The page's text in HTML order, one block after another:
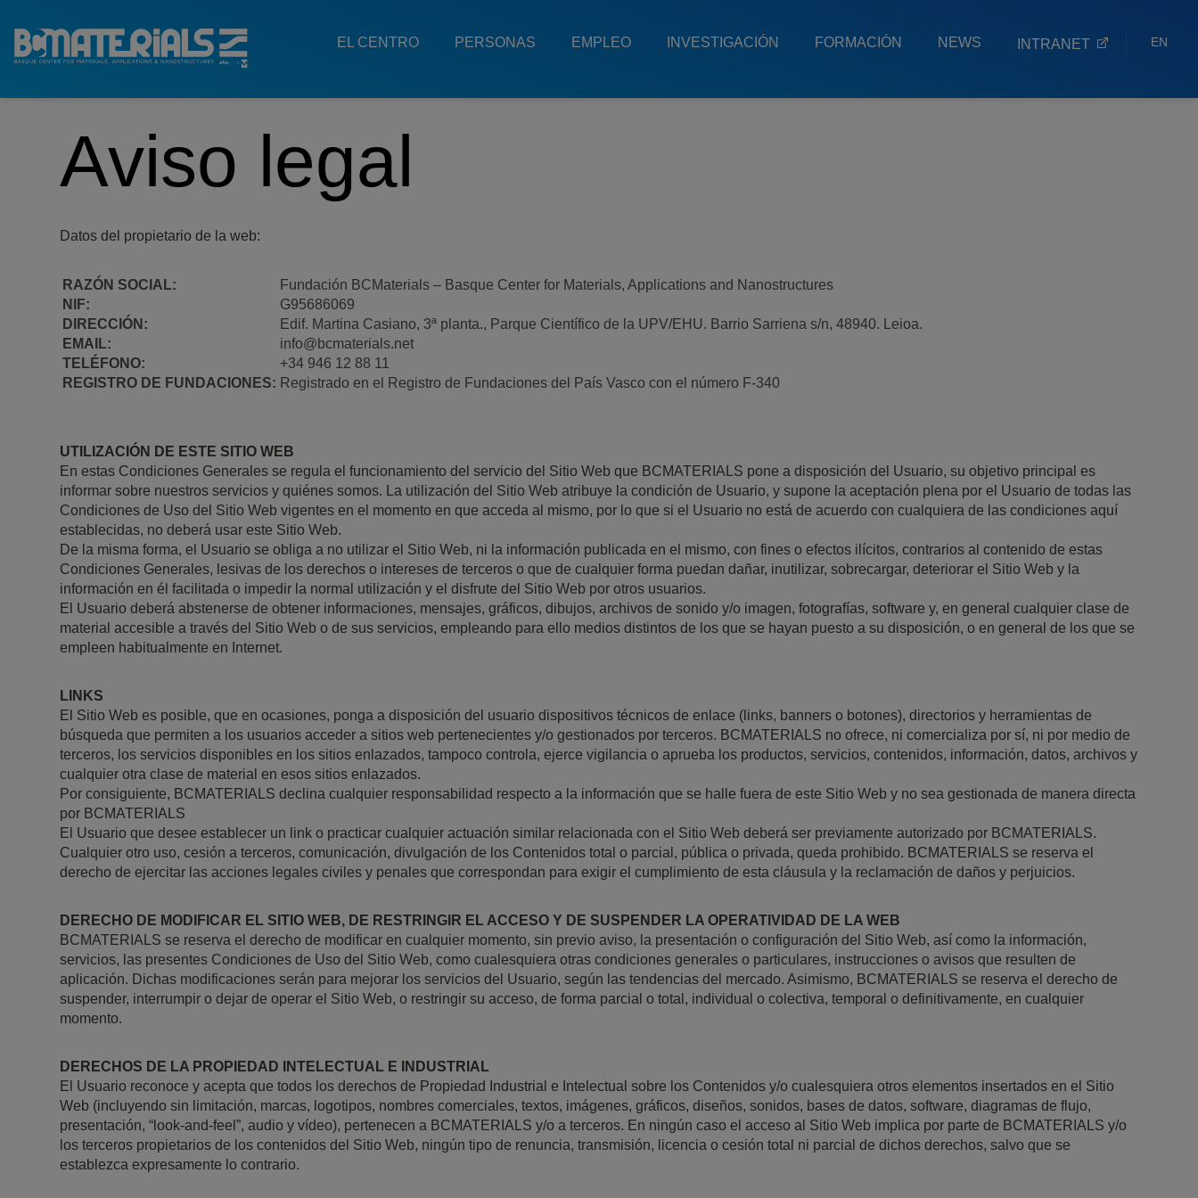
MenuEL CENTRO PERSONAS EMPLEO INVESTIGACIÓN FORMACIÓN NEWS INTRANET EN
EU
Aviso legal
Datos del propietario de la web:
RAZÓN SOCIAL:
Fundación BCMaterials – Basque Center for Materials, Applications and Nanostructures
NIF:
G95686069
DIRECCIÓN:
Edif. Martina Casiano, 3ª planta., Parque Científico de la UPV/EHU. Barrio Sarriena s/n, 48940. Leioa.
EMAIL:
info@bcmaterials.net
TELÉFONO:
+34 946 12 88 11
REGISTRO DE FUNDACIONES: Registrado en el Registro de Fundaciones del País Vasco con el número F-340
UTILIZACIÓN DE ESTE SITIO WEB
En estas Condiciones Generales se regula el funcionamiento del servicio del Sitio Web que BCMATERIALS pone a disposición del Usuario, su objetivo principal es
informar sobre nuestros servicios y quiénes somos. La utilización del Sitio Web atribuye la condición de Usuario, y supone la aceptación plena por el Usuario de todas las
Condiciones de Uso del Sitio Web vigentes en el momento en que acceda al mismo, por lo que si el Usuario no está de acuerdo con cualquiera de las condiciones aquí
establecidas, no deberá usar este Sitio Web.
De la misma forma, el Usuario se obliga a no utilizar el Sitio Web, ni la información publicada en el mismo, con fines o efectos ilícitos, contrarios al contenido de estas
Condiciones Generales, lesivas de los derechos o intereses de terceros o que de cualquier forma puedan dañar, inutilizar, sobrecargar, deteriorar el Sitio Web y la
información en él facilitada o impedir la normal utilización y el disfrute del Sitio Web por otros usuarios.
El Usuario deberá abstenerse de obtener informaciones, mensajes, gráficos, dibujos, archivos de sonido y/o imagen, fotografías, software y, en general cualquier clase de
material accesible a través del Sitio Web o de sus servicios, empleando para ello medios distintos de los que se hayan puesto a su disposición, o en general de los que se
empleen habitualmente en Internet.
LINKS
El Sitio Web es posible, que en ocasiones, ponga a disposición del usuario dispositivos técnicos de enlace (links, banners o botones), directorios y herramientas de
búsqueda que permiten a los usuarios acceder a sitios web pertenecientes y/o gestionados por terceros. BCMATERIALS no ofrece, ni comercializa por sí, ni por medio de
terceros, los servicios disponibles en los sitios enlazados, tampoco controla, ejerce vigilancia o aprueba los productos, servicios, contenidos, información, datos, archivos y
cualquier otra clase de material en esos sitios enlazados.
Por consiguiente, BCMATERIALS declina cualquier responsabilidad respecto a la información que se halle fuera de este Sitio Web y no sea gestionada de manera directa
por BCMATERIALS
El Usuario que desee establecer un link o practicar cualquier actuación similar relacionada con el Sitio Web deberá ser previamente autorizado por BCMATERIALS.
Cualquier otro uso, cesión a terceros, comunicación, divulgación de los Contenidos total o parcial, pública o privada, queda prohibido. BCMATERIALS se reserva el
derecho de ejercitar las acciones legales civiles y penales que correspondan para exigir el cumplimiento de esta cláusula y la reclamación de daños y perjuicios.
DERECHO DE MODIFICAR EL SITIO WEB, DE RESTRINGIR EL ACCESO Y DE SUSPENDER LA OPERATIVIDAD DE LA WEB
BCMATERIALS se reserva el derecho de modificar en cualquier momento, sin previo aviso, la presentación o configuración del Sitio Web, así como la información,
servicios, las presentes Condiciones de Uso del Sitio Web, como cualesquiera otras condiciones generales o particulares, instrucciones o avisos que resulten de
aplicación. Dichas modificaciones serán para mejorar los servicios del Usuario, según las tendencias del mercado. Asimismo, BCMATERIALS se reserva el derecho de
suspender, interrumpir o dejar de operar el Sitio Web, o restringir su acceso, de forma parcial o total, individual o colectiva, temporal o definitivamente, en cualquier
momento.
DERECHOS DE LA PROPIEDAD INTELECTUAL E INDUSTRIAL
El Usuario reconoce y acepta que todos los derechos de Propiedad Industrial e Intelectual sobre los Contenidos y/o cualesquiera otros elementos insertados en el Sitio
Web (incluyendo sin limitación, marcas, logotipos, nombres comerciales, textos, imágenes, gráficos, diseños, sonidos, bases de datos, software, diagramas de flujo,
presentación, “look-and-feel”, audio y vídeo), pertenecen a BCMATERIALS y/o a terceros. En ningún caso el acceso al Sitio Web implica por parte de BCMATERIALS y/o
los terceros propietarios de los contenidos del Sitio Web, ningún tipo de renuncia, transmisión, licencia o cesión total ni parcial de dichos derechos, salvo que se
establezca expresamente lo contrario.